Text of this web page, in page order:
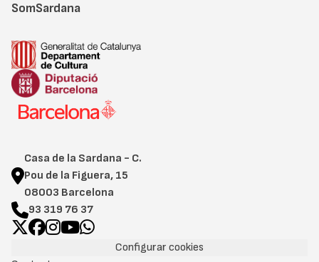
SomSardana
Casa de la Sardana - C.
Pou de la Figuera, 15
08003 Barcelona
93 319 76 37
Configurar cookies